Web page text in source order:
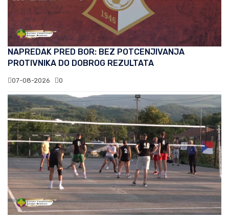
NAPREDAK PRED BOR: BEZ POTCENJIVANJA
PROTIVNIKA DO DOBROG REZULTATA
07-08-2026 0